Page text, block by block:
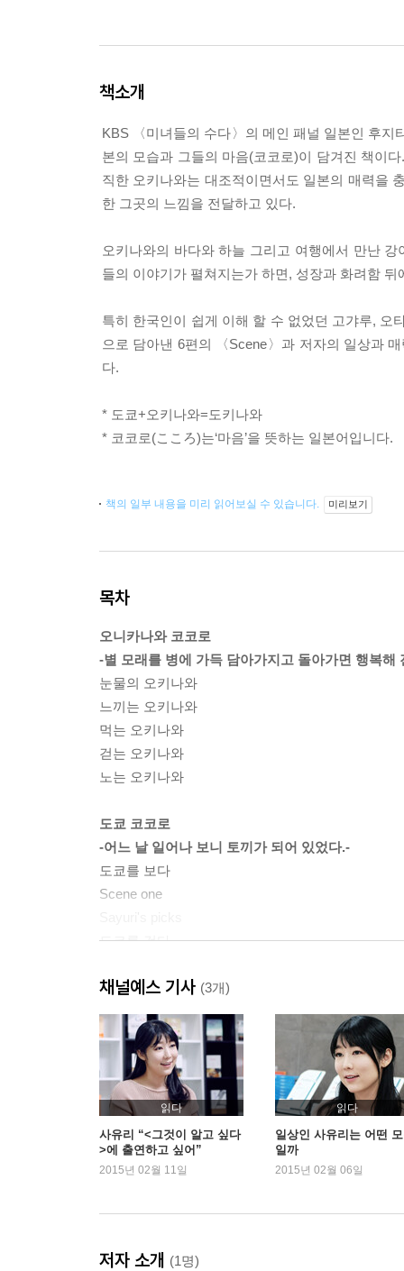
책소개
KBS 〈미녀들의 수다〉의 메인 패널 일본인 후
본의 모습과 그들의 마음(코코로)이 담겨진 책이
직한 오키나와는 대조적이면서도 일본의 매력을
한 그곳의 느낌을 전달하고 있다.
오키나와의 바다와 하늘 그리고 여행에서 만난
들의 이야기가 펼쳐지는가 하면, 성장과 화려함
특히 한국인이 쉽게 이해 할 수 없었던 고갸루, 오
으로 담아낸 6편의 〈Scene〉과 저자의 일상과
다.
* 도쿄+오키나와=도키나와
* 코코로(こころ)는‘마음’을 뜻하는 일본어입니다.
책의 일부 내용을 미리 읽어보실 수 있습니다. 미리보기
목차
오니카나와 코코로
-별 모래를 병에 가득 담아가지고 돌아가면 행복
눈물의 오키나와
느끼는 오키나와
먹는 오키나와
걷는 오키나와
노는 오키나와
도쿄 코코로
-어느 날 일어나 보니 토끼가 되어 있었다.-
도쿄를 보다
Scene one
도쿄를 걷다
Sayuri's picks
도쿄를 먹다
Scene Three
Sayuri's picks
도쿄를 입다
Scene Four
Scene Five
Sayuri's picks
도쿄를 맡다
채널예스 기사 (3개)
읽다
사유리 “<그것이 알고 싶다
>에 출연하고 싶어”
2015년 02월 11일
읽다
일상인 사유리는 어떤
일까
2015년 02월 06일
저자 소개 (1명)